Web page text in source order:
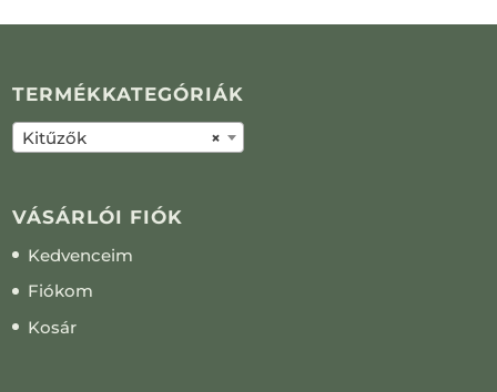
TERMÉKKATEGÓRIÁK
×
Kitűzők
VÁSÁRLÓI FIÓK
Kedvenceim
Fiókom
Kosár